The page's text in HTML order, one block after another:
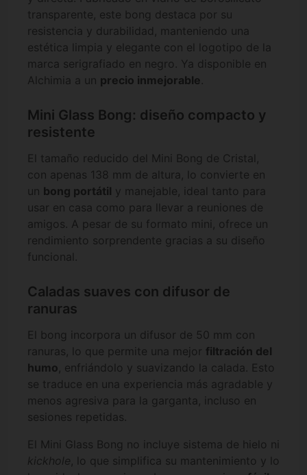
transparente, este bong destaca por su
resistencia y durabilidad, manteniendo una
estética limpia y elegante con el logotipo de la
marca serigrafiado en negro. Ya disponible en
Alchimia a un precio inmejorable.
Mini Glass Bong: diseño compacto y
resistente
El tamaño reducido del Mini Bong de Cristal,
con apenas 138 mm de altura, lo convierte en
un bong portátil y manejable, ideal tanto para
usar en casa como para llevar a reuniones de
amigos. A pesar de su formato mini, ofrece un
rendimiento sorprendente gracias a su diseño
funcional.
Caladas suaves con difusor de
ranuras
El bong incorpora un difusor de 50 mm con
ranuras, lo que permite una mejor filtración del
humo, enfriándolo y suavizando la calada. Esto
se traduce en una experiencia más agradable y
menos agresiva para la garganta, incluso en
sesiones repetidas.
El Mini Glass Bong no incluye sistema de hielo ni
kickhole, lo que simplifica su mantenimiento y lo